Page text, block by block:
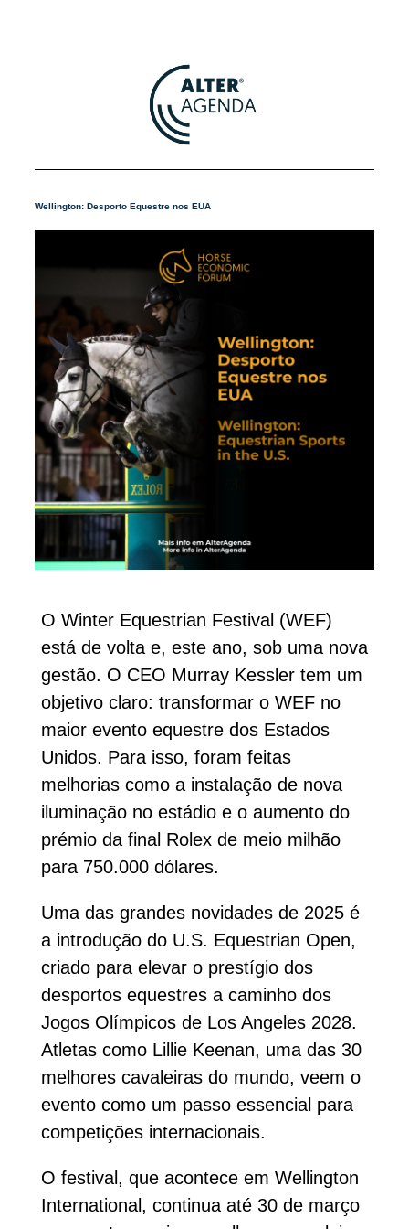
Wellington: Desporto Equestre nos EUA
O Winter Equestrian Festival (WEF)
está de volta e, este ano, sob uma nova
gestão. O CEO Murray Kessler tem um
objetivo claro: transformar o WEF no
maior evento equestre dos Estados
Unidos. Para isso, foram feitas
melhorias como a instalação de nova
iluminação no estádio e o aumento do
prémio da final Rolex de meio milhão
para 750.000 dólares.
Uma das grandes novidades de 2025 é
a introdução do U.S. Equestrian Open,
criado para elevar o prestígio dos
desportos equestres a caminho dos
Jogos Olímpicos de Los Angeles 2028.
Atletas como Lillie Keenan, uma das 30
melhores cavaleiras do mundo, veem o
evento como um passo essencial para
competições internacionais.
O festival, que acontece em Wellington
International, continua até 30 de março